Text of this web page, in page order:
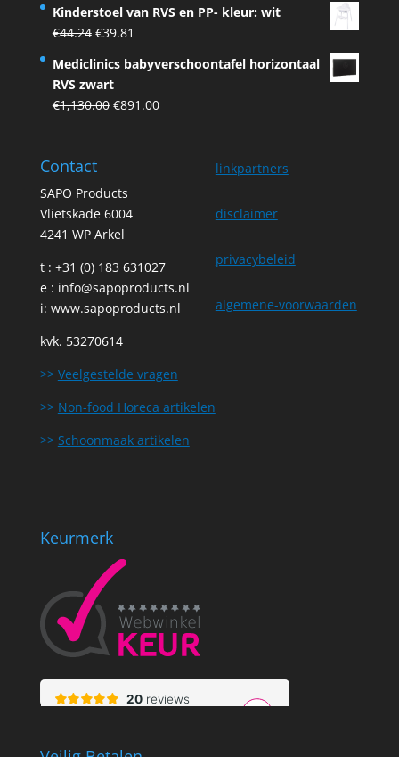
was:
€75.00.
is:
Kinderstoel van RVS en PP- kleur: wit
€44.24 Original
was:
€44.24.
€39.81
is:
Mediclinics babyverschoontafel horizontaal
RVS zwart
€1,130.00 Original
€891.00Current
Contact
SAPO Products
Vlietskade 6004
4241 WP Arkel
t : +31 (0) 183 631027
e : info@sapoproducts.nl
i: www.sapoproducts.nl
kvk. 53270614
>> Veelgestelde vragen
>> Non-food Horeca artikelen
>> Schoonmaak artikelen
linkpartners
disclaimer
privacybeleid
algemene-voorwaarden
Keurmerk